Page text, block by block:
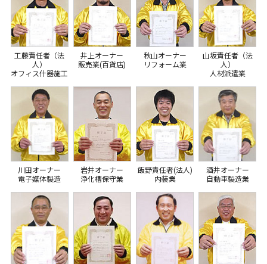
工藤責任者（法
人）
オフィス什器施工
井上オーナー
販売業(百貨店)
秋山オーナー
リフォーム業
山坂責任者（法
人）
人材派遣業
川田オーナー
電子媒体製造
岩井オーナー
浄化槽保守業
飯野責任者(法人)
内装業
酒井オーナー
自動車製造業